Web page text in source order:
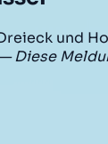
und
— Diese